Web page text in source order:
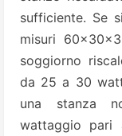
sufficiente. Se
misuri
soggiorno
da 25 a 30
una stanza
wattaggio pari